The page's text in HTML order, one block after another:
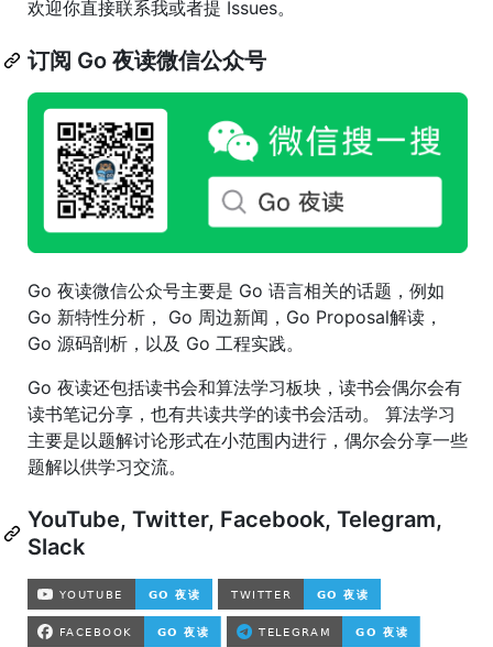
欢迎你直接联系我或者提 Issues。
订阅 Go 夜读微信公众号
Go 夜读微信公众号主要是 Go 语言相关的话题，例如
Go 新特性分析， Go 周边新闻，Go Proposal解读，
Go 源码剖析，以及 Go 工程实践。
Go 夜读还包括读书会和算法学习板块，读书会偶尔会有
读书笔记分享，也有共读共学的读书会活动。 算法学习
主要是以题解讨论形式在小范围内进行，偶尔会分享一些
题解以供学习交流。
YouTube, Twitter, Facebook, Telegram,
Slack